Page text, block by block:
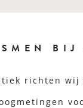
BIJ
richten wij